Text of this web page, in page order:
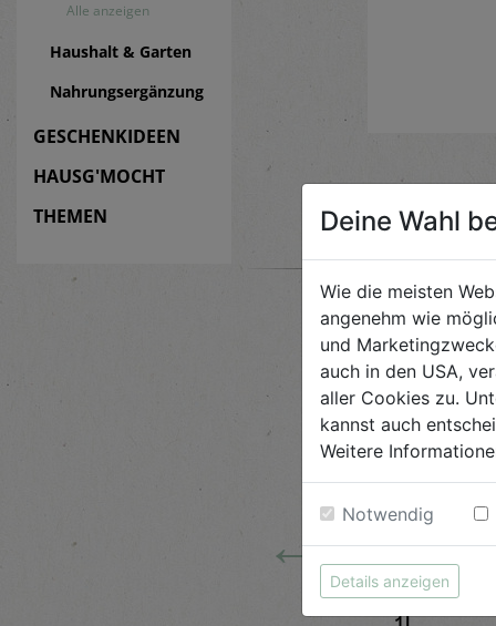
Alle anzeigen
Haushalt & Garten
Nahrungsergänzung
GESCHENKIDEEN
HAUSG'MOCHT
THEMEN
←
Deine Wahl
Wie die meisten
angenehm wie
und
auch in den USA,
aller Cookies zu.
kannst auch
Weitere
Notwendig
Details anzeigen